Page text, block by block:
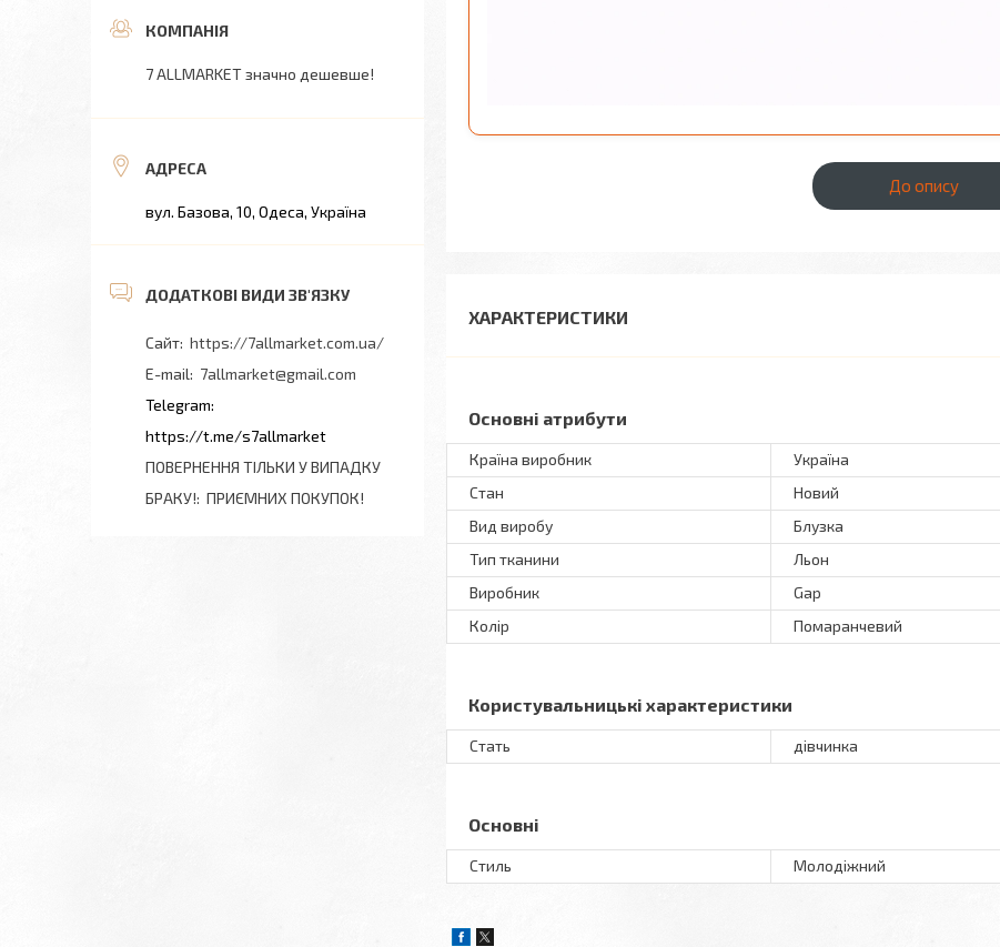
До опису
ХАРАКТЕРИСТИКИ
Основні атрибути
Країна виробник
Україна
Стан
Новий
Вид виробу
Блузка
Тип тканини
Льон
Виробник
Gap
Колір
Помаранчевий
Користувальницькі характеристики
Стать дівчинка
Основні
Стиль Молодіжний
7 ALLMARKET значно дешевше!
вул. Базова, 10, Одеса, Україна
https://7allmarket.com.ua/
7allmarket@gmail.com
https://t.me/s7allmarket
ПОВЕРНЕННЯ ТІЛЬКИ У ВИПАДКУ
БРАКУ! ПРИЄМНИХ ПОКУПОК!